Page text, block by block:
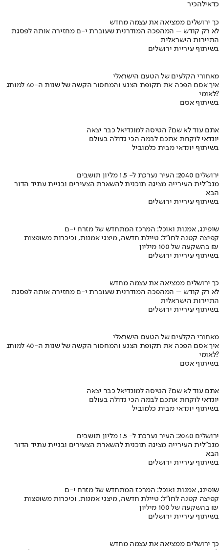
כדאילהכיר
כך ירושלים ממציאה את עצמה מחדש
לא רק קודש – המהפכה המודרנית שעוברת י-ם מחזירה אותה לפסגת
התיירות הישראלית
בשיתוף עיריית ירושלים
מאחורי הקלעים של הטעם הישראלי
איך אסם הפכה את תקופת הצנע והמחסור הקשה של שנות ה-40 למותג
לאומי?
בשיתוף אסם
אתם עוד לא שם? הטיסה למונדיאל כבר יצאה
יונדאי לוקחת אתכם לבמה הכי גדולה בעולם
בשיתוף יונדאי מבית כלמוביל
ירושלים 2040: העיר נערכת ל- 1.5 מליון תושבים
מנכ"לית העירייה מציגה תוכנית להשארת הצעירים ובניית עתיד הדור
הבא
בשיתוף עיריית ירושלים
שופינג, אמנות ואוכל: המרכז המתחדש של מזרח י-ם
קפיצה קטנה לחו"ל: טיילת חדשה, מיצגי אמנות, וכיכרות משופצות
בהשקעה של 100 מיליון ₪
בשיתוף עיריית ירושלים
כך ירושלים ממציאה את עצמה מחדש
לא רק קודש – המהפכה המודרנית שעוברת י-ם מחזירה אותה לפסגת
התיירות הישראלית
בשיתוף עיריית ירושלים
מאחורי הקלעים של הטעם הישראלי
איך אסם הפכה את תקופת הצנע והמחסור הקשה של שנות ה-40 למותג
לאומי?
בשיתוף אסם
אתם עוד לא שם? הטיסה למונדיאל כבר יצאה
יונדאי לוקחת אתכם לבמה הכי גדולה בעולם
בשיתוף יונדאי מבית כלמוביל
ירושלים 2040: העיר נערכת ל- 1.5 מליון תושבים
מנכ"לית העירייה מציגה תוכנית להשארת הצעירים ובניית עתיד הדור
הבא
בשיתוף עיריית ירושלים
שופינג, אמנות ואוכל: המרכז המתחדש של מזרח י-ם
קפיצה קטנה לחו"ל: טיילת חדשה, מיצגי אמנות, וכיכרות משופצות
בהשקעה של 100 מיליון ₪
בשיתוף עיריית ירושלים
כך ירושלים ממציאה את עצמה מחדש